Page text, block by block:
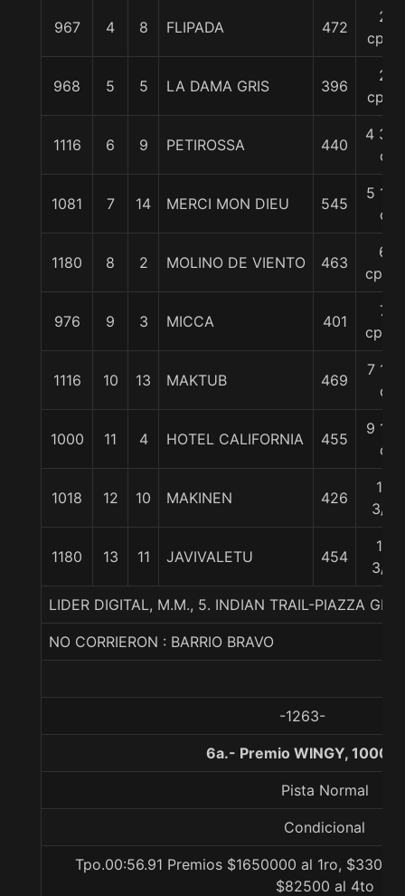
967 4 8 FLIPADA 472
2
cpos
968 5 5 LA DAMA GRIS 396
2
cpos
1116 6 9 PETIROSSA 440
4 3/4
c
1081 7 14 MERCI MON DIEU 545
5 1/2
c
1180 8 2 MOLINO DE VIENTO 463
6
cpos.
976 9 3 MICCA 401
7
cpos.
1116 10 13 MAKTUB 469
7 1/4
c
1000 11 4 HOTEL CALIFORNIA 455
9 1/4
c
1018 12 10 MAKINEN 426
10
3/4
1180 13 11 JAVIVALETU 454
10
3/4
LIDER DIGITAL, M.M., 5. INDIAN TRAIL-PIAZZA
NO CORRIERON : BARRIO BRAVO
-1263-
6a.- Premio WINGY, 1000
Pista Normal
Condicional
Tpo.00:56.91 Premios $1650000 al 1ro,
$82500 al 4to